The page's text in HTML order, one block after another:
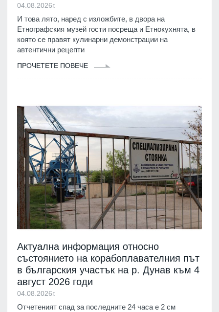
04.08.2026г.
И това лято, наред с изложбите, в двора на
Етнографския музей гости посреща и Етнокухнята, в
която се правят кулинарни демонстрации на
автентични рецепти
ПРОЧЕТЕТЕ ПОВЕЧЕ
Актуална информация относно
състоянието на корабоплавателния път
в българския участък на р. Дунав към 4
август 2026 годи
04.08.2026г.
Отчетеният спад за последните 24 часа е 2 см